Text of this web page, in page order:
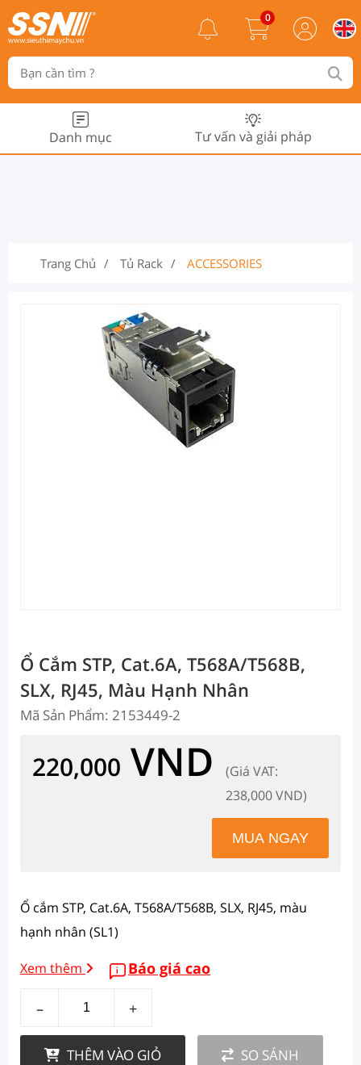
0
Danh mục Tư vấn và giải pháp
Trang Chủ Tủ Rack ACCESSORIES
Ổ Cắm STP, Cat.6A, T568A/T568B,
SLX, RJ45, Màu Hạnh Nhân
Mã Sản Phẩm: 2153449-2
220,000 VND
(Giá VAT:
238,000 VND)
Ổ cắm STP, Cat.6A, T568A/T568B, SLX, RJ45, màu
hạnh nhân (SL1)
Xem thêm Báo giá cao
– +
THÊM VÀO GIỎ SO SÁNH